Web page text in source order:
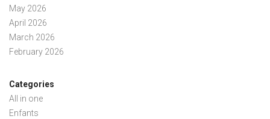
May 2026
April 2026
March 2026
February 2026
Categories
All in one
Enfants